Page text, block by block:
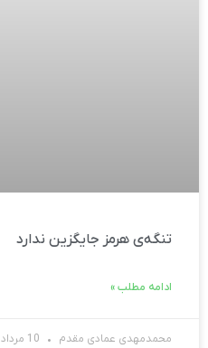
تنگه‌ی هرمز جایگزین ندارد
ادامه مطلب »
محمدمهدی عمادی مقدم